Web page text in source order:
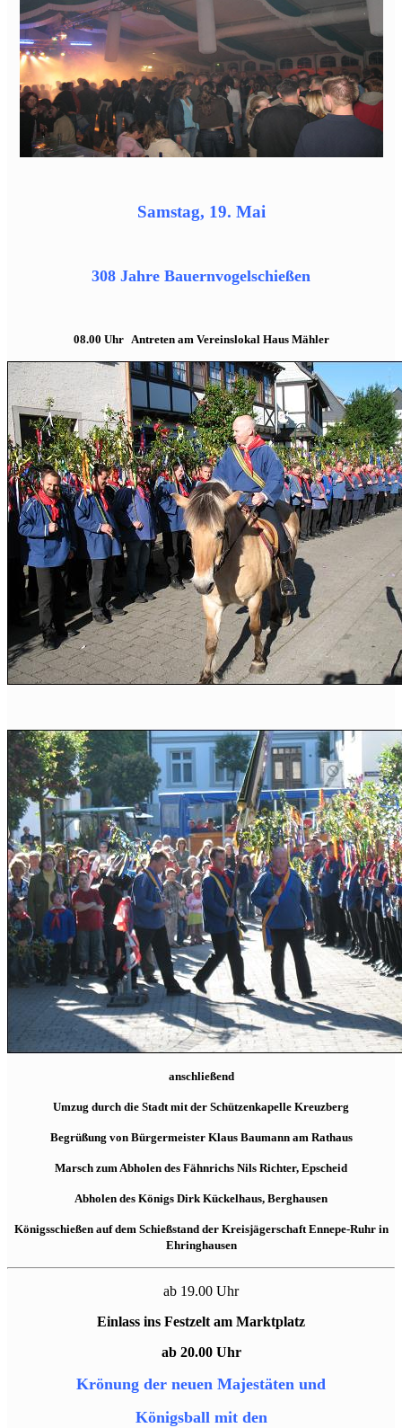
Samstag, 19. Mai
308 Jahre Bauernvogelschießen
08.00 Uhr Antreten am Vereinslokal Haus Mähler
anschließend
Umzug durch die Stadt mit der Schützenkapelle Kreuzberg
Begrüßung von Bürgermeister Klaus Baumann am Rathaus
Marsch zum Abholen des Fähnrichs Nils Richter, Epscheid
Abholen des Königs Dirk Kückelhaus, Berghausen
Königsschießen auf dem Schießstand der Kreisjägerschaft Ennepe-Ruhr in
Ehringhausen
ab 19.00 Uhr
Einlass ins Festzelt am Marktplatz
ab 20.00 Uhr
Krönung der neuen Majestäten und
Königsball mit den